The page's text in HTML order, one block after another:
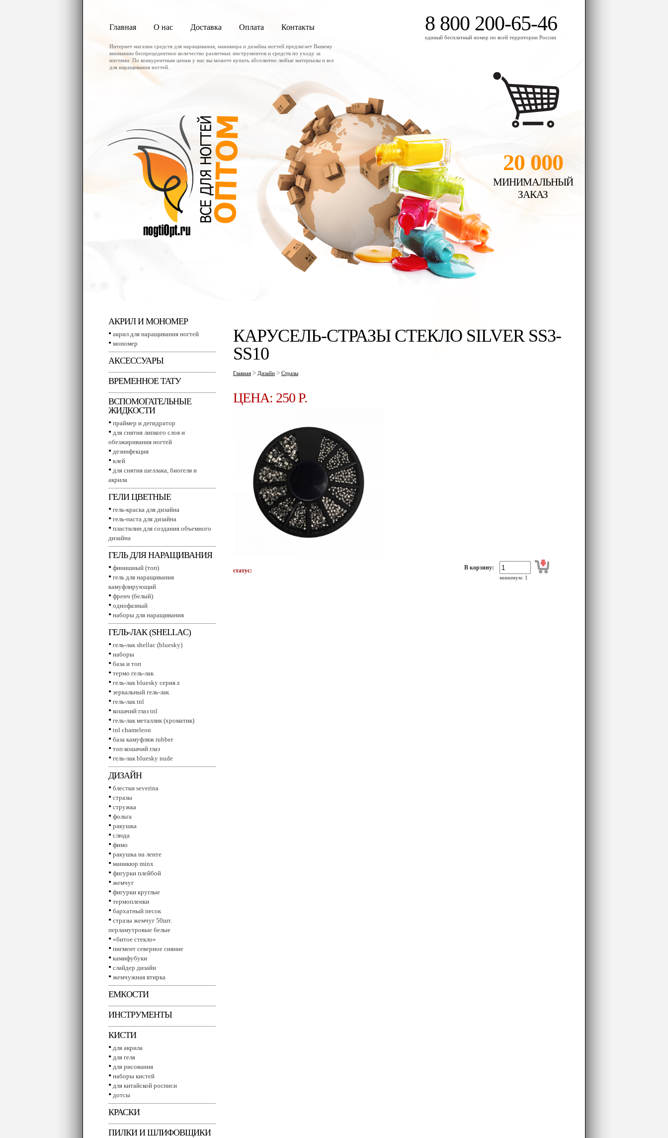
Главная О нас Доставка Оплата Контакты 8 800 200-65-46
единый бесплатный номер по всей территории России
Интернет магазин средств для наращивания, маникюра и дизайна ногтей предлагает Вашему
вниманию беспрецедентное количество различных инструментов и средств по уходу за
ногтями. По конкурентным ценам у нас вы можете купить абсолютно любые материалы и все
для наращивания ногтей.
20 000
МИНИМАЛЬНЫЙ
ЗАКАЗ
АКРИЛ И МОНОМЕР
• акрил для наращивания ногтей
• мономер
АКСЕССУАРЫ
ВРЕМЕННОЕ ТАТУ
ВСПОМОГАТЕЛЬНЫЕ
ЖИДКОСТИ
• праймер и дегидратор
• для снятия липкого слоя и
обезжиривания ногтей
• дезинфекция
• клей
• для снятия шеллака, биогеля и
акрила
ГЕЛИ ЦВЕТНЫЕ
• гель-краска для дизайна
• гель-паста для дизайна
• пластилин для создания объемного
дизайна
ГЕЛЬ ДЛЯ НАРАЩИВАНИЯ
• финишный (топ)
• гель для наращивания
камуфлирующий
• френч (белый)
• однофазный
• наборы для наращивания
ГЕЛЬ-ЛАК (SHELLAC)
• гель-лак shellac (bluesky)
• наборы
• база и топ
• термо гель-лак
• гель-лак bluesky серия z
• зеркальный гель-лак
• гель-лак tnl
• кошачий глаз tnl
• гель-лак металлик (хроматик)
• tnl сhameleon
• база камуфляж rubber
• топ кошачий глаз
• гель-лак bluesky nude
ДИЗАЙН
• блестки severina
• стразы
• стружка
• фольга
• ракушка
• слюда
• фимо
• ракушка на ленте
• маникюр minx
• фигурки плейбой
• жемчуг
• фигурки круглые
• термопленки
• бархатный песок
• стразы жемчуг 50шт.
перламутровые белые
• «битое стекло»
• пигмент северное сияние
• камифубуки
• слайдер дизайн
• жемчужная втирка
ЕМКОСТИ
ИНСТРУМЕНТЫ
КИСТИ
• для акрила
• для геля
• для рисования
• наборы кистей
• для китайской росписи
• дотсы
КРАСКИ
ПИЛКИ И ШЛИФОВЩИКИ
КАРУСЕЛЬ-СТРАЗЫ СТЕКЛО SILVER SS3-
SS10
Главная > Дизайн > Стразы
ЦЕНА: 250 P.
статус: В корзину:
минимум: 1